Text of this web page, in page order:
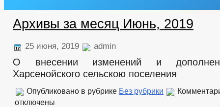
Архивы за месяц Июнь, 2019
25 июня, 2019 admin
О внесении изменений и
Харсенойского сельскою поселения
Опубликовано в рубрике Без рубрики
отключены